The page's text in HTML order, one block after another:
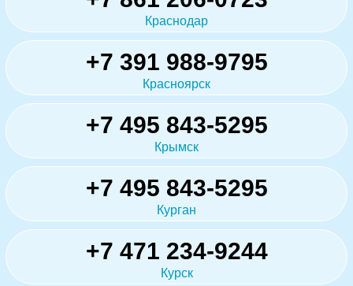
Краснодар
+7 391 988-9795
Красноярск
+7 495 843-5295
Крымск
+7 495 843-5295
Курган
+7 471 234-9244
Курск